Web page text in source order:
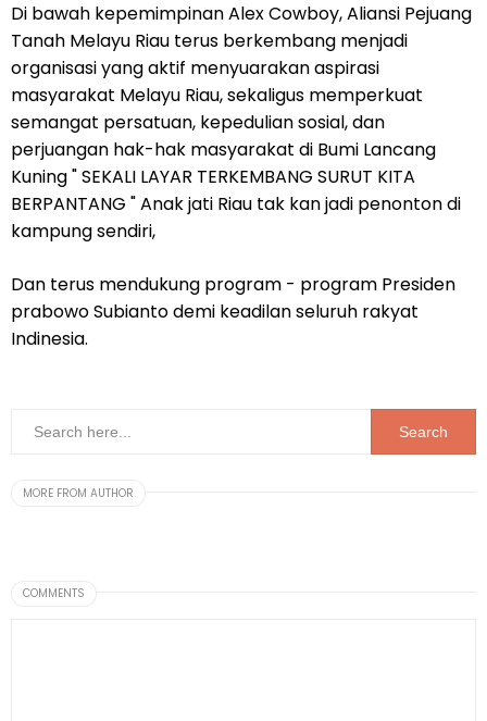
Di bawah kepemimpinan Alex Cowboy, Aliansi Pejuang
Tanah Melayu Riau terus berkembang menjadi
organisasi yang aktif menyuarakan aspirasi
masyarakat Melayu Riau, sekaligus memperkuat
semangat persatuan, kepedulian sosial, dan
perjuangan hak-hak masyarakat di Bumi Lancang
Kuning " SEKALI LAYAR TERKEMBANG SURUT KITA
BERPANTANG " Anak jati Riau tak kan jadi penonton di
kampung sendiri,
Dan terus mendukung program - program Presiden
prabowo Subianto demi keadilan seluruh rakyat
Indinesia.
MORE FROM AUTHOR
COMMENTS